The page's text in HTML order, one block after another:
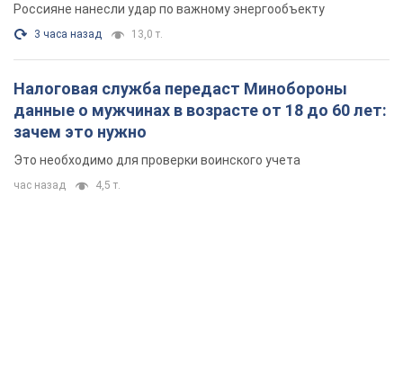
Россияне нанесли удар по важному энергообъекту
3 часа назад 13,0 т.
Налоговая служба передаст Минобороны
данные о мужчинах в возрасте от 18 до 60 лет:
зачем это нужно
Это необходимо для проверки воинского учета
час назад 4,5 т.